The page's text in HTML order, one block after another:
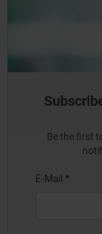
Be the first